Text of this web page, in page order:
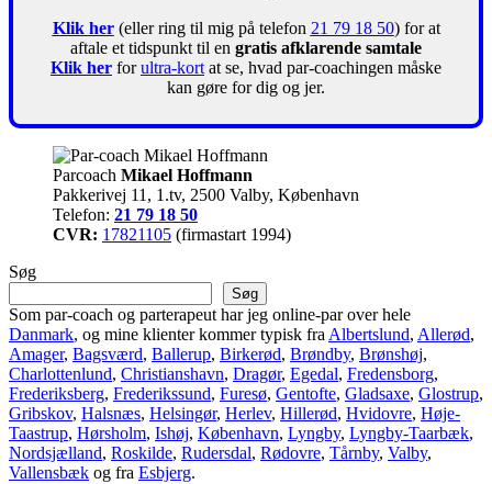
Klik her(eller ring til mig på telefon 21 79 18 50) for at
aftale et tidspunkt til en gratis afklarende samtale
Klik her forultra-kort at se, hvad par-coachingen måske
kan gøre for dig og jer.
Parcoach Mikael Hoffmann
Pakkerivej 11, 1.tv, 2500 Valby, København
Telefon: 21 79 18 50
CVR: 17821105 (firmastart 1994)
Søg
Søg
Som par-coach og parterapeut har jeg online-par over hele
Danmark, og mine klienter kommer typisk fra Albertslund, Allerød,
Amager, Bagsværd, Ballerup, Birkerød, Brøndby, Brønshøj,
Charlottenlund, Christianshavn, Dragør, Egedal, Fredensborg,
Frederiksberg, Frederikssund, Furesø, Gentofte, Gladsaxe, Glostrup,
Gribskov, Halsnæs, Helsingør, Herlev, Hillerød, Hvidovre, Høje-
Taastrup, Hørsholm, Ishøj, København, Lyngby, Lyngby-Taarbæk,
Nordsjælland, Roskilde, Rudersdal, Rødovre, Tårnby, Valby,
Vallensbæk og fra Esbjerg.